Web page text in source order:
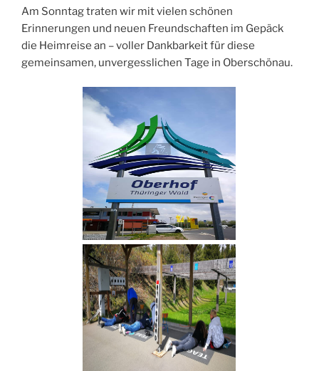
Am Sonntag traten wir mit vielen schönen
Erinnerungen und neuen Freundschaften im Gepäck
die Heimreise an – voller Dankbarkeit für diese
gemeinsamen, unvergesslichen Tage in Oberschönau.